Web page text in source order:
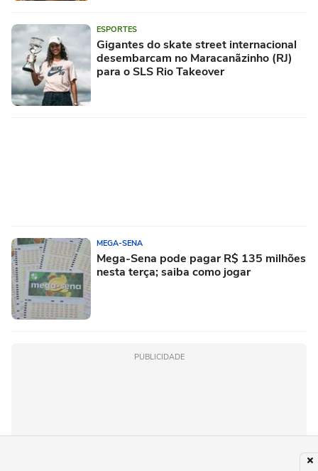
ESPORTES
Gigantes do skate street internacional
desembarcam no Maracanãzinho (RJ)
para o SLS Rio Takeover
MEGA-SENA
Mega-Sena pode pagar R$ 135 milhões
nesta terça; saiba como jogar
PUBLICIDADE